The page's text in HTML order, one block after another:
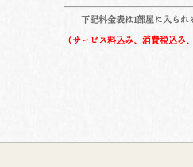
下記料金表は1部屋に入られ
（サービス料込み、消費税込み